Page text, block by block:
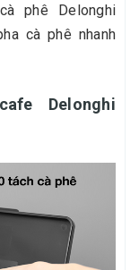
phê Delonghi
cà phê nhanh
Delonghi